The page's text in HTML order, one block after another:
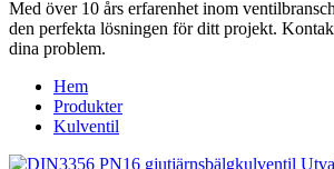
Med över 10 års erfarenhet inom
den perfekta lösningen för ditt projekt.
dina problem.
Hem
Produkter
Kulventil